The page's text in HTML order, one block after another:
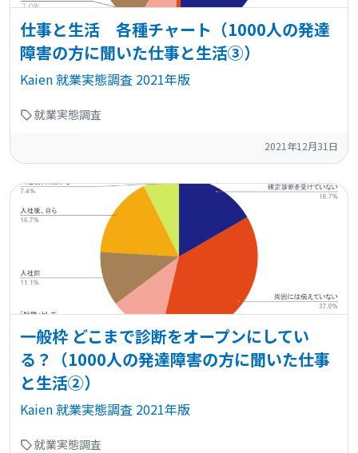
仕事と生活 各種チャート（1000人の発達
障害の方に聞いた仕事と生活③）
Kaien 就業実態調査 2021年版
就業実態調査
2021年12月31日
一般枠 どこまで診断をオープンにしてい
る？（1000人の発達障害の方に聞いた仕事
と生活②）
Kaien 就業実態調査 2021年版
就業実態調査